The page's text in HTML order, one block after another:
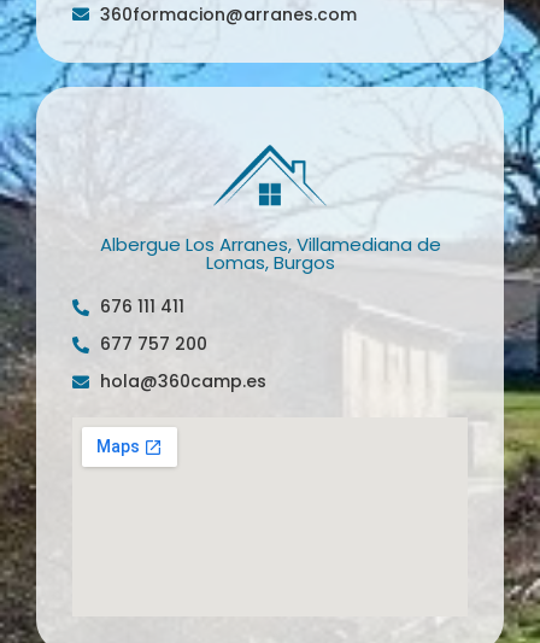
360formacion@arranes.com
Albergue Los Arranes, Villamediana de
Lomas, Burgos
676 111 411
677 757 200
hola@360camp.es